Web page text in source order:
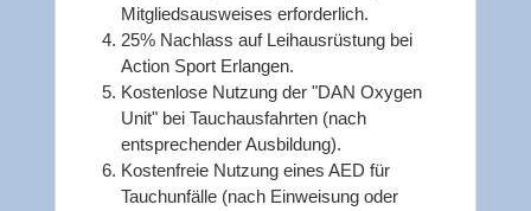
Mitgliedsausweises erforderlich.
25% Nachlass auf Leihausrüstung bei
Action Sport Erlangen.
Kostenlose Nutzung der "DAN Oxygen
Unit" bei Tauchausfahrten (nach
entsprechender Ausbildung).
Kostenfreie Nutzung eines AED für
Tauchunfälle (nach Einweisung oder